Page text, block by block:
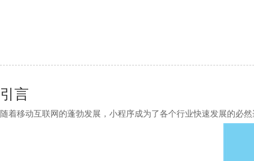
引言
随着移动互联网的蓬勃发展，小程序成为了各个行业快速发展的必然